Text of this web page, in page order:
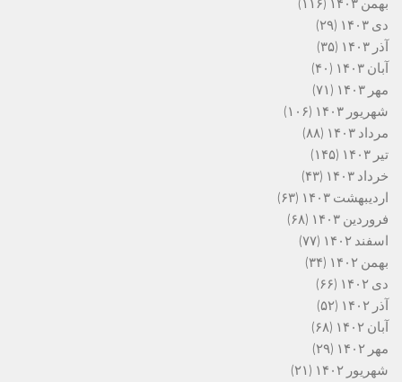
بهمن ۱۴۰۳
(۱۱۶)
دی ۱۴۰۳
(۲۹)
آذر ۱۴۰۳
(۳۵)
آبان ۱۴۰۳
(۴۰)
مهر ۱۴۰۳
(۷۱)
شهریور ۱۴۰۳
(۱۰۶)
مرداد ۱۴۰۳
(۸۸)
تیر ۱۴۰۳
(۱۴۵)
خرداد ۱۴۰۳
(۴۳)
اردیبهشت ۱۴۰۳
(۶۳)
فروردین ۱۴۰۳
(۶۸)
اسفند ۱۴۰۲
(۷۷)
بهمن ۱۴۰۲
(۳۴)
دی ۱۴۰۲
(۶۶)
آذر ۱۴۰۲
(۵۲)
آبان ۱۴۰۲
(۶۸)
مهر ۱۴۰۲
(۲۹)
شهریور ۱۴۰۲
(۲۱)